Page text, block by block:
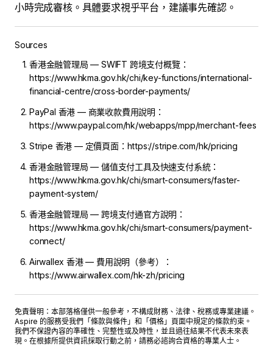
小時完成審核。具體要求視乎平台，建議事先確認。
Sources
香港金融管理局 — SWIFT 跨境支付概覽：
https://www.hkma.gov.hk/chi/key-functions/international-
financial-centre/cross-border-payments/
PayPal 香港 — 商業收款費用說明：
https://www.paypal.com/hk/webapps/mpp/merchant-fees
Stripe 香港 — 定價頁面：https://stripe.com/hk/pricing
香港金融管理局 — 儲值支付工具及快速支付系統：
https://www.hkma.gov.hk/chi/smart-consumers/faster-
payment-system/
香港金融管理局 — 跨境支付通官方說明：
https://www.hkma.gov.hk/chi/smart-consumers/payment-
connect/
Airwallex 香港 — 費用說明（參考）：
https://www.airwallex.com/hk-zh/pricing
免責聲明：本部落格僅供一般參考，不構成財務、法律、稅務或專業建議。
Aspire 的服務受我們「 條款與條件 」和「 價格 」頁面中規定的條款約束。
我們不保證內容的準確性、完整性或及時性，並且過往結果不代表未來表
現。在根據所提供資訊採取行動之前，請務必諮詢合資格的專業人士。